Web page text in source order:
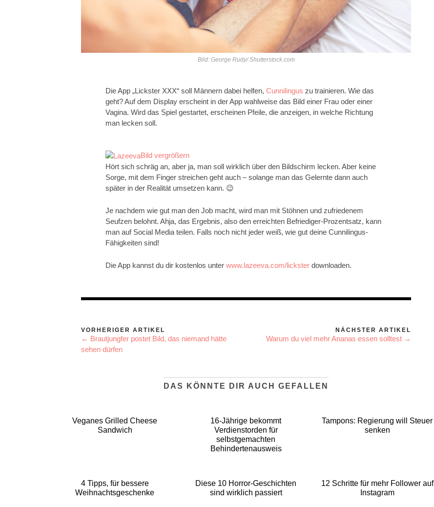
Bild: George Rudy/ Shutterstock.com
Die App „Lickster XXX“ soll Männern dabei helfen, Cunnilingus zu trainieren. Wie das
geht? Auf dem Display erscheint in der App wahlweise das Bild einer Frau oder einer
Vagina. Wird das Spiel gestartet, erscheinen Pfeile, die anzeigen, in welche Richtung
man lecken soll.
Bild vergrößern
Hört sich schräg an, aber ja, man soll wirklich über den Bildschirm lecken. Aber keine
Sorge, mit dem Finger streichen geht auch – solange man das Gelernte dann auch
später in der Realität umsetzen kann. 😉
Je nachdem wie gut man den Job macht, wird man mit Stöhnen und zufriedenem
Seufzen belohnt. Ahja, das Ergebnis, also den erreichten Befriediger-Prozentsatz, kann
man auf Social Media teilen. Falls noch nicht jeder weiß, wie gut deine Cunnilingus-
Fähigkeiten sind!
Die App kannst du dir kostenlos unter www.lazeeva.com/lickster downloaden.
VORHERIGER ARTIKEL
← Brautjungfer postet Bild, das niemand hätte
sehen dürfen
NÄCHSTER ARTIKEL
Warum du viel mehr Ananas essen solltest →
DAS KÖNNTE DIR AUCH GEFALLEN
Veganes Grilled Cheese
Sandwich
16-Jährige bekommt
Verdienstorden für
selbstgemachten
Behindertenausweis
Tampons: Regierung will Steuer
senken
4 Tipps, für bessere
Weihnachtsgeschenke
Diese 10 Horror-Geschichten
sind wirklich passiert
12 Schritte für mehr Follower auf
Instagram